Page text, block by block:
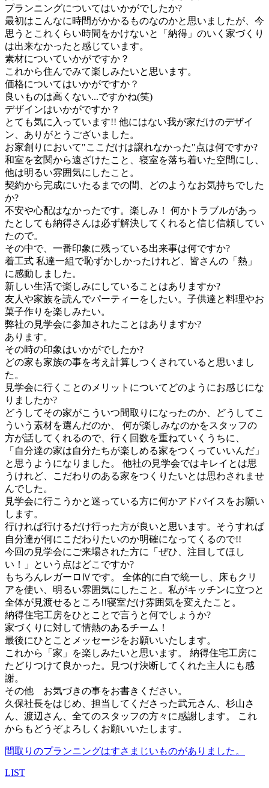
プランニングについてはいかがでしたか?
最初はこんなに時間がかかるものなのかと思いましたが、今
思うとこれくらい時間をかけないと「納得」のいく家づくり
は出来なかったと感じています。
素材についていかがですか？
これから住んでみて楽しみたいと思います。
価格についてはいかがですか？
良いものは高くない...ですかね(笑)
デザインはいかがですか？
とても気に入っています!! 他にはない我が家だけのデザイ
ン、ありがとうございました。
お家創りにおいて"ここだけは譲れなかった"点は何ですか?
和室を玄関から遠ざけたこと、寝室を落ち着いた空間にし、
他は明るい雰囲気にしたこと。
契約から完成にいたるまでの間、どのようなお気持ちでした
か?
不安や心配はなかったです。楽しみ！ 何かトラブルがあっ
たとしても納得さんは必ず解決してくれると信じ信頼してい
たので。
その中で、一番印象に残っている出来事は何ですか?
着工式 私達一組で恥ずかしかったけれど、皆さんの「熱」
に感動しました。
新しい生活で楽しみにしていることはありますか?
友人や家族を読んでパーティーをしたい。子供達と料理やお
菓子作りを楽しみたい。
弊社の見学会に参加されたことはありますか?
あります。
その時の印象はいかがでしたか?
どの家も家族の事を考え計算しつくされていると思いまし
た。
見学会に行くことのメリットについてどのようにお感じにな
りましたか?
どうしてその家がこういつ間取りになったのか、どうしてこ
ういう素材を選んだのか、 何が楽しみなのかをスタッフの
方が話してくれるので、行く回数を重ねていくうちに、
「自分達の家は自分たちが楽しめる家をつくっていいんだ」
と思うようになりました。 他社の見学会ではキレイとは思
うけれど、こだわりのある家をつくりたいとは思わされませ
んでした。
見学会に行こうかと迷っている方に何かアドバイスをお願い
します。
行ければ行けるだけ行った方が良いと思います。そうすれば
自分達が何にこだわりたいのか明確になってくるので!!
今回の見学会にご来場された方に「ぜひ、注目してほし
い！」という点はどこですか?
もちろんレガーロⅣです。 全体的に白で統一し、床もクリ
アを使い、明るい雰囲気にしたこと。私がキッチンに立つと
全体が見渡せるところ!!寝室だけ雰囲気を変えたこと。
納得住宅工房をひとことで言うと何でしょうか?
家づくりに対して情熱のあるチーム！
最後にひとことメッセージをお願いいたします。
これから「家」を楽しみたいと思います。 納得住宅工房に
たどりつけて良かった。見つけ決断してくれた主人にも感
謝。
その他 お気づきの事をお書きください。
久保社長をはじめ、担当してくださった武元さん、杉山さ
ん、渡辺さん、全てのスタッフの方々に感謝します。 これ
からもどうぞよろしくお願いいたします。
間取りのプランニングはすさまじいものがありました。
LIST